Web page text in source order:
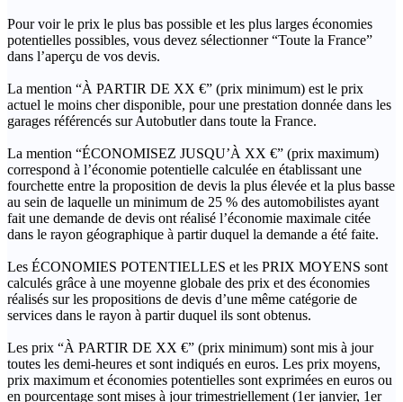
Pour voir le prix le plus bas possible et les plus larges économies
potentielles possibles, vous devez sélectionner “Toute la France”
dans l’aperçu de vos devis.
La mention “À PARTIR DE XX €” (prix minimum) est le prix
actuel le moins cher disponible, pour une prestation donnée dans les
garages référencés sur Autobutler dans toute la France.
La mention “ÉCONOMISEZ JUSQU’À XX €” (prix maximum)
correspond à l’économie potentielle calculée en établissant une
fourchette entre la proposition de devis la plus élevée et la plus basse
au sein de laquelle un minimum de 25 % des automobilistes ayant
fait une demande de devis ont réalisé l’économie maximale citée
dans le rayon géographique à partir duquel la demande a été faite.
Les ÉCONOMIES POTENTIELLES et les PRIX MOYENS sont
calculés grâce à une moyenne globale des prix et des économies
réalisés sur les propositions de devis d’une même catégorie de
services dans le rayon à partir duquel ils sont obtenus.
Les prix “À PARTIR DE XX €” (prix minimum) sont mis à jour
toutes les demi-heures et sont indiqués en euros. Les prix moyens,
prix maximum et économies potentielles sont exprimées en euros ou
en pourcentage sont mises à jour trimestriellement (1er janvier, 1er